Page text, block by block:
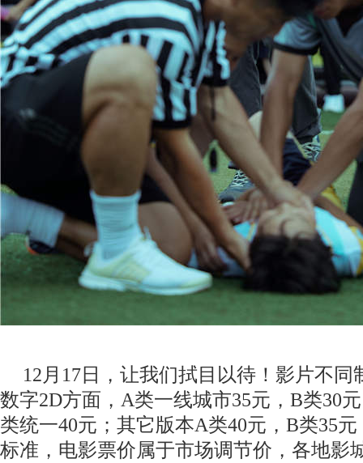
12月17日，让我们拭目以待！ 影片不同
数字2D方面，A类一线城市35元，B类30
类统一40元；其它版本A类40元， B类35元
标准，电影票价属于市场调节价， 各地影